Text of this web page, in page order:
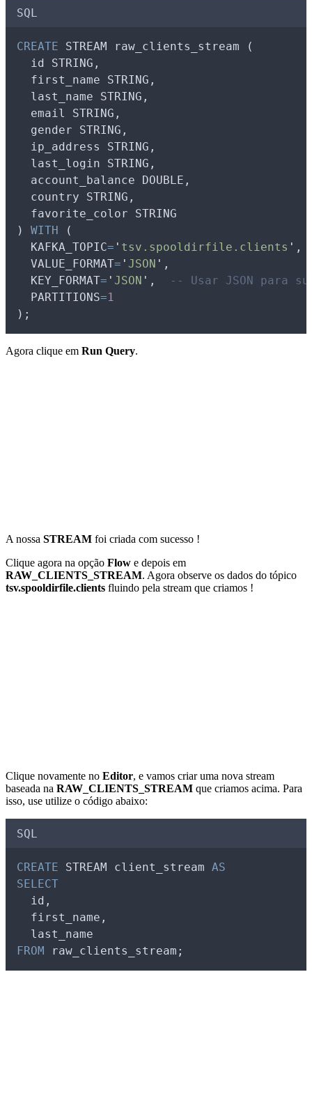
SQL
CREATE STREAM raw_clients_stream (
  id STRING,
  first_name STRING,
  last_name STRING,
  email STRING,
  gender STRING,
  ip_address STRING,
  last_login STRING,
  account_balance DOUBLE,
  country STRING,
  favorite_color STRING
) WITH (
  KAFKA_TOPIC
= ' tsv.spooldirfile.clients ' ,
  VALUE_FORMAT
= ' JSON ' ,
  KEY_FORMAT
= ' JSON ' ,
-- Usar JSON para
  PARTITIONS
=1
);
Agora clique em Run Query.
A nossa STREAM foi criada com sucesso !
Clique agora na opção Flow e depois em
RAW_CLIENTS_STREAM. Agora observe os dados do tópico
tsv.spooldirfile.clients fluindo pela stream que criamos !
Clique novamente no Editor, e vamos criar uma nova stream
baseada na RAW_CLIENTS_STREAM que criamos acima. Para
isso, use utilize o código abaixo:
SQL
CREATE STREAM client_stream AS
SELECT
  id,
  first_name,
  last_name
FROM raw_clients_stream;